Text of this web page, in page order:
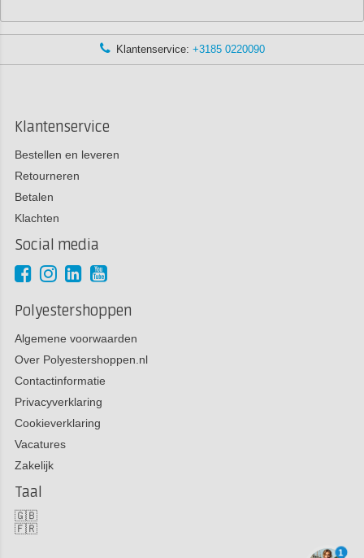
Klantenservice: +3185 0220090
Klantenservice
Bestellen en leveren
Retourneren
Betalen
Klachten
Social media
Polyestershoppen
Algemene voorwaarden
Over Polyestershoppen.nl
Contactinformatie
Privacyverklaring
Cookieverklaring
Vacatures
Zakelijk
Taal
🇬🇧
🇫🇷
1